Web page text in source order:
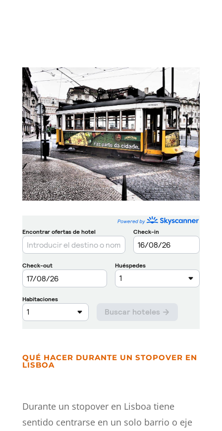
QUÉ HACER DURANTE UN STOPOVER EN
LISBOA
Durante un stopover en Lisboa tiene
sentido centrarse en un solo barrio o eje